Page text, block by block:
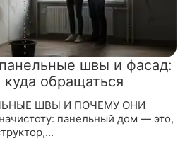
швы и фасад:
обращаться
ШВЫ И ПОЧЕМУ ОНИ
панельный дом — это,